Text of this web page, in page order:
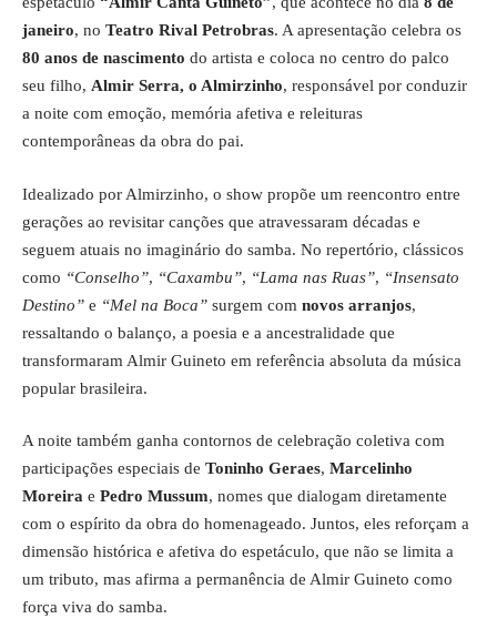
janeiro, no Teatro Rival Petrobras. A apresentação celebra os
80 anos de nascimento do artista e coloca no centro do palco
seu filho, Almir Serra, o Almirzinho, responsável por conduzir
a noite com emoção, memória afetiva e releituras
contemporâneas da obra do pai.
Idealizado por Almirzinho, o show propõe um reencontro entre
gerações ao revisitar canções que atravessaram décadas e
seguem atuais no imaginário do samba. No repertório, clássicos
como “Conselho”, “Caxambu”, “Lama nas Ruas”, “Insensato
Destino” e “Mel na Boca” surgem com novos arranjos,
ressaltando o balanço, a poesia e a ancestralidade que
transformaram Almir Guineto em referência absoluta da música
popular brasileira.
A noite também ganha contornos de celebração coletiva com
participações especiais de Toninho Geraes, Marcelinho
Moreira e Pedro Mussum, nomes que dialogam diretamente
com o espírito da obra do homenageado. Juntos, eles reforçam a
dimensão histórica e afetiva do espetáculo, que não se limita a
um tributo, mas afirma a permanência de Almir Guineto como
força viva do samba.